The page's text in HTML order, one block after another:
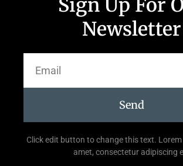
Sign Up For
Newsletter
Send
Click edit button to change this text.
amet, consectetur adipiscing